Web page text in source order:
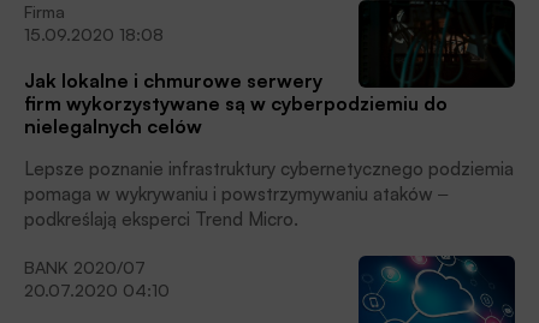
Engineer z Trend Micro, rozmawiał Bartosz Kościesza.
Firma
15.09.2020 18:08
Jak lokalne i chmurowe serwery
firm wykorzystywane są w cyberpodziemiu do
nielegalnych celów
Lepsze poznanie infrastruktury cybernetycznego podziemia
pomaga w wykrywaniu i powstrzymywaniu ataków ‒
podkreślają eksperci Trend Micro.
BANK 2020/07
20.07.2020 04:10